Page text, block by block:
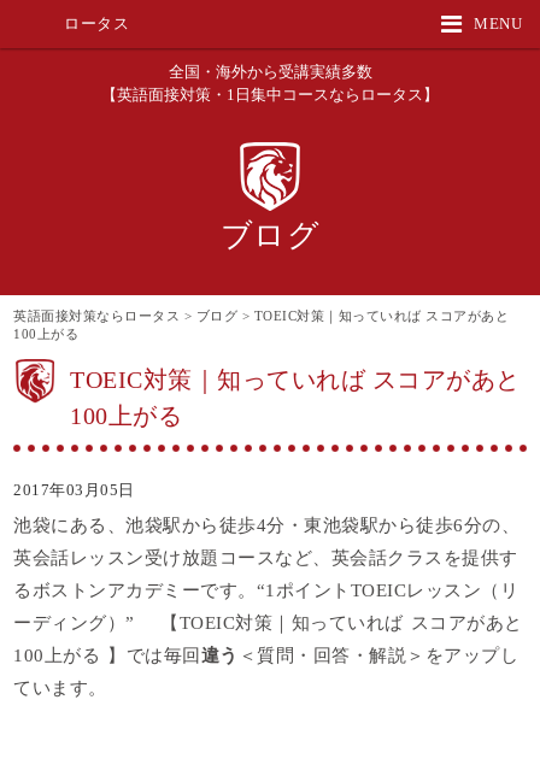
MENU
ロータス
全国・海外から受講実績多数
【英語面接対策・1日集中コースならロータス】
ブログ
英語面接対策ならロータス > ブログ > TOEIC対策｜知っていれば スコアがあと
100上がる
TOEIC対策｜知っていれば スコアがあと
100上がる
2017年03月05日
池袋にある、池袋駅から徒歩4分・東池袋駅から徒歩6分の、
英会話レッスン受け放題コースなど、英会話クラスを提供す
るボストンアカデミーです。“1ポイントTOEICレッスン（リ
ーディング）” 【TOEIC対策｜知っていれば スコアがあと
100上がる 】では毎回 違う ＜質問・回答・解説＞をアップし
ています。